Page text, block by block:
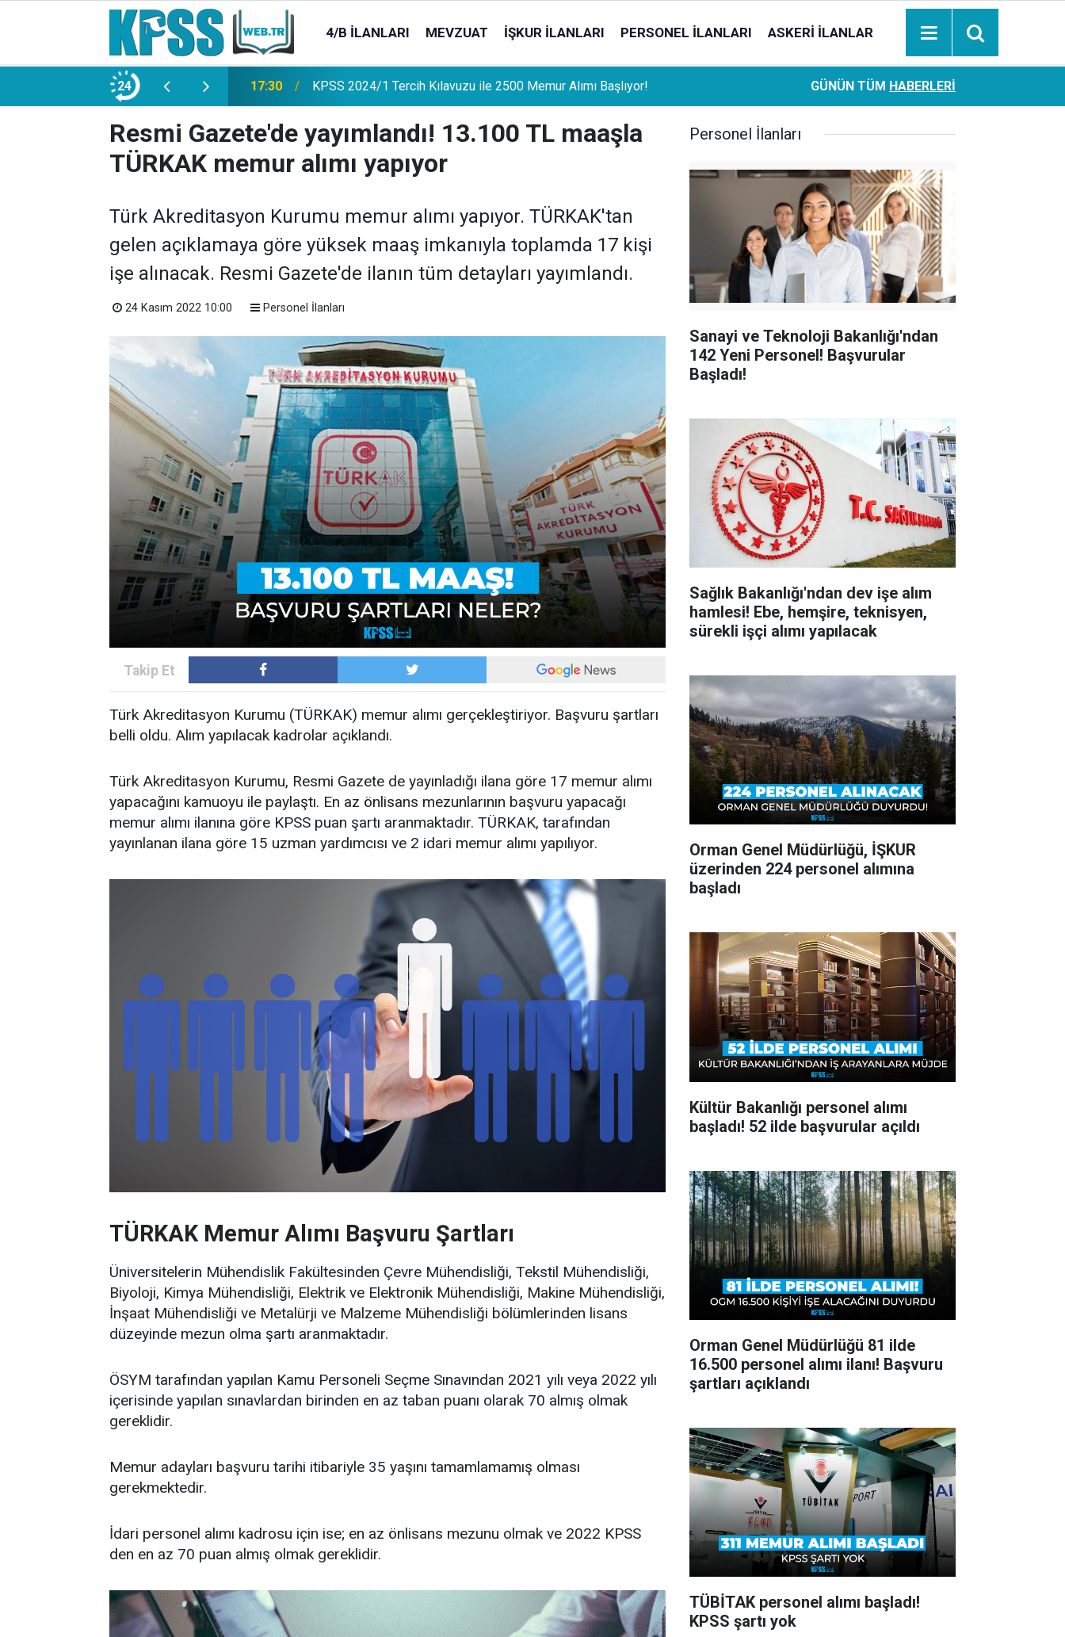
4/B İLANLARI MEVZUAT İŞKUR İLANLARI PERSONEL İLANLARI ASKERI İLANLAR
24
Memur Alımı Başlıyor! 21:20 TL Mevduat Sahipleri İçin Önemli Gelişme: Stopaj Oranları Artıyor!
Ziraat Bankası başvuran emeklilere hemen ödeme
hesaplara geçiyor
GÜNÜN TÜM HABERLERI
Resmi Gazete'de yayımlandı! 13.100 TL maaşla
TÜRKAK memur alımı yapıyor
Türk Akreditasyon Kurumu memur alımı yapıyor. TÜRKAK'tan
gelen açıklamaya göre yüksek maaş imkanıyla toplamda 17 kişi
işe alınacak. Resmi Gazete'de ilanın tüm detayları yayımlandı.
24 Kasım 2022 10:00 Personel İlanları
Türk Akreditasyon Kurumu (TÜRKAK) memur alımı gerçekleştiriyor. Başvuru şartları
belli oldu. Alım yapılacak kadrolar açıklandı.
Türk Akreditasyon Kurumu, Resmi Gazete de yayınladığı ilana göre 17 memur alımı
yapacağını kamuoyu ile paylaştı. En az önlisans mezunlarının başvuru yapacağı
memur alımı ilanına göre KPSS puan şartı aranmaktadır. TÜRKAK, tarafından
yayınlanan ilana göre 15 uzman yardımcısı ve 2 idari memur alımı yapılıyor.
TÜRKAK Memur Alımı Başvuru Şartları
Üniversitelerin Mühendislik Fakültesinden Çevre Mühendisliği, Tekstil Mühendisliği,
Biyoloji, Kimya Mühendisliği, Elektrik ve Elektronik Mühendisliği, Makine Mühendisliği,
İnşaat Mühendisliği ve Metalürji ve Malzeme Mühendisliği bölümlerinden lisans
düzeyinde mezun olma şartı aranmaktadır.
ÖSYM tarafından yapılan Kamu Personeli Seçme Sınavından 2021 yılı veya 2022 yılı
içerisinde yapılan sınavlardan birinden en az taban puanı olarak 70 almış olmak
gereklidir.
Memur adayları başvuru tarihi itibariyle 35 yaşını tamamlamamış olması
gerekmektedir.
İdari personel alımı kadrosu için ise; en az önlisans mezunu olmak ve 2022 KPSS
den en az 70 puan almış olmak gereklidir.
Personel İlanları
Sanayi ve Teknoloji Bakanlığı'ndan
142 Yeni Personel! Başvurular
Başladı!
Sağlık Bakanlığı'ndan dev işe alım
hamlesi! Ebe, hemşire, teknisyen,
sürekli işçi alımı yapılacak
Orman Genel Müdürlüğü, İŞKUR
üzerinden 224 personel alımına
başladı
Kültür Bakanlığı personel alımı
başladı! 52 ilde başvurular açıldı
Orman Genel Müdürlüğü 81 ilde
16.500 personel alımı ilanı! Başvuru
şartları açıklandı
TÜBİTAK personel alımı başladı!
KPSS şartı yok